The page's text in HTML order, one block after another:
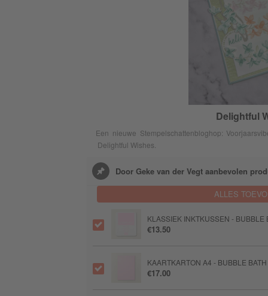
Delightful
Een nieuwe Stempelschattenbloghop:
Delightful Wishes.
Door Geke van der Vegt aanbevolen
ALLES
KLASSIEK INKTKUSSEN - BUBBLE
€13.50
KAARTKARTON A4 - BUBBLE BATH
€17.00